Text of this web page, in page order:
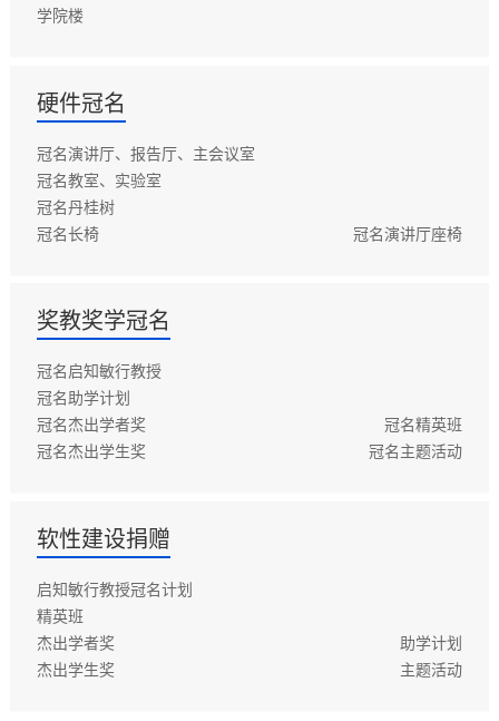
学院楼
硬件冠名
冠名演讲厅、报告厅、主会议室
冠名教室、实验室
冠名丹桂树
冠名长椅
冠名演讲厅座椅
奖教奖学冠名
冠名启知敏行教授
冠名助学计划
冠名杰出学者奖
冠名精英班
冠名杰出学生奖
冠名主题活动
软性建设捐赠
启知敏行教授冠名计划
精英班
杰出学者奖
助学计划
杰出学生奖
主题活动